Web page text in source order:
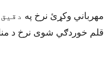
مهرباني وکړئ نرخ په
قلم خوردګي شوی نرخ د